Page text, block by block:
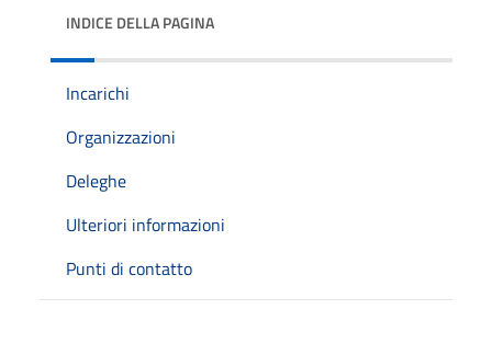
INDICE DELLA PAGINA
Incarichi
Organizzazioni
Deleghe
Ulteriori informazioni
Punti di contatto